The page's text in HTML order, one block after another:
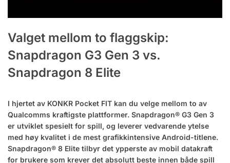
Valget mellom to flaggskip:
Snapdragon G3 Gen 3 vs.
Snapdragon 8 Elite
I hjertet av KONKR Pocket FIT kan du velge mellom to av
Qualcomms kraftigste plattformer. Snapdragon® G3 Gen 3
er utviklet spesielt for spill, og leverer vedvarende ytelse
med høy kvalitet i de mest grafikkintensive Android-titlene.
Snapdragon® 8 Elite tilbyr det ypperste av mobil datakraft
for brukere som krever det absolutt beste innen både spill